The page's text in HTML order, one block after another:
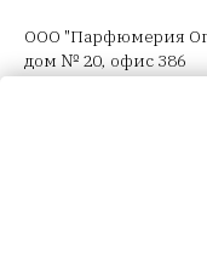
ООО "Парфюмерия
дом № 20, офис 386